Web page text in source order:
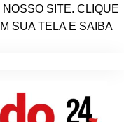
SITE. CLIQUE
SUA TELA E SAIBA